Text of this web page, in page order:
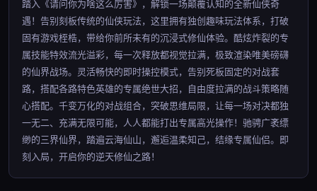
踏入《请问你为啥这么厉害》，解锁一场颠覆认知的全新仙侠奇
遇！告别刻板传统的仙侠玩法，这里拥有独创趣味玩法体系，打破
固有游戏桎梏，带给你前所未有的沉浸式修仙体验。酷炫炸裂的专
属技能特效流光溢彩，每一次释放都视觉拉满，极致渲染唯美磅礴
的仙界战场。灵活畅快的即时操控模式，告别死板固定的对战套
路，搭配各路特色英雄的专属绝世大招，自由度拉满的战斗策略随
心搭配。千变万化的对战组合，突破思维局限，让每一场对决都独
一无二、充满无限可能，人人都能打出专属高光操作！驰骋广袤缥
缈的三界仙界，踏遍云海仙山，邂逅温柔知己，结缘专属仙侣。即
刻入局，开启你的逆天修仙之路！